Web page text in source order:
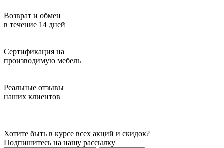
Возврат и обмен
в течение 14 дней
Сертификация на
производимую мебель
Реальные отзывы
наших клиентов
Хотите быть в курсе всех акций и скидок?
Подпишитесь на нашу рассылку